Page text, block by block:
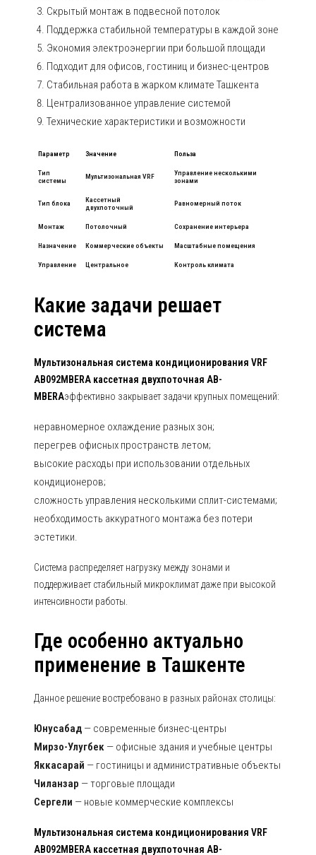
Скрытый монтаж в подвесной потолок
Поддержка стабильной температуры в каждой зоне
Экономия электроэнергии при большой площади
Подходит для офисов, гостиниц и бизнес-центров
Стабильная работа в жарком климате Ташкента
Централизованное управление системой
Технические характеристики и возможности
Параметр Значение Польза
Тип
системы
Мультизональная VRF
Управление несколькими
зонами
Тип блока
Кассетный
двухпоточный
Равномерный поток
Монтаж Потолочный Сохранение интерьера
Назначение Коммерческие объекты Масштабные помещения
Управление Центральное Контроль климата
Какие задачи решает
система
Мультизональная система кондиционирования VRF
AB092MBERA кассетная двухпоточная AB-
MBERAэффективно закрывает задачи крупных помещений:
неравномерное охлаждение разных зон;
перегрев офисных пространств летом;
высокие расходы при использовании отдельных
кондиционеров;
сложность управления несколькими сплит-системами;
необходимость аккуратного монтажа без потери
эстетики.
Система распределяет нагрузку между зонами и
поддерживает стабильный микроклимат даже при высокой
интенсивности работы.
Где особенно актуально
применение в Ташкенте
Данное решение востребовано в разных районах столицы:
Юнусабад — современные бизнес-центры
Мирзо-Улугбек — офисные здания и учебные центры
Яккасарай — гостиницы и административные объекты
Чиланзар — торговые площади
Сергели — новые коммерческие комплексы
Мультизональная система кондиционирования VRF
AB092MBERA кассетная двухпоточная AB-